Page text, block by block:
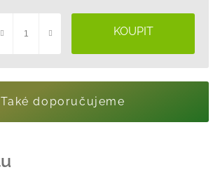
Také doporučujeme